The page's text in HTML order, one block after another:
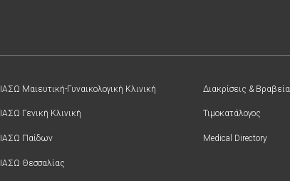
ΙΑΣΩ Μαιευτική-Γυναικολογική Κλινική
ΙΑΣΩ Γενική Κλινική
ΙΑΣΩ Παίδων
ΙΑΣΩ Θεσσαλίας
Διακρίσεις & Βραβεία
Τιμοκατάλογος
Medical Directory